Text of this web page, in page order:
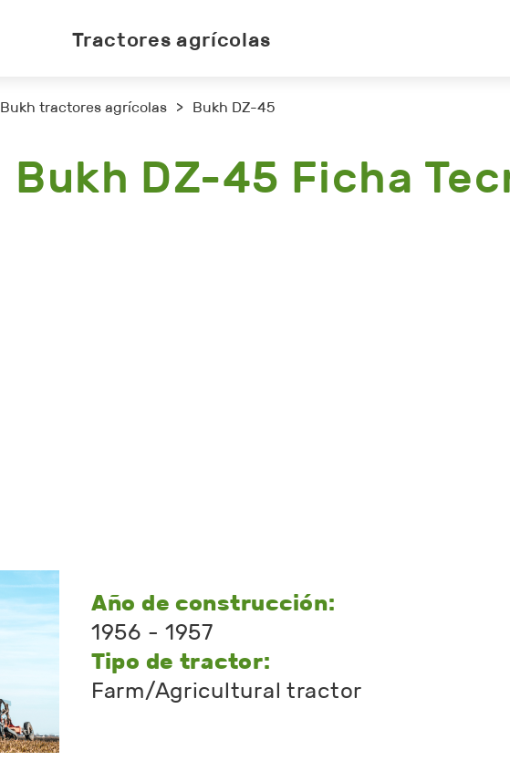
Tractores agrícolas
Bukh tractores agrícolas > Bukh DZ-45
Bukh DZ-45 Ficha
Año de construcción:
1956 - 1957
Tipo de tractor:
Farm/Agricultural tractor